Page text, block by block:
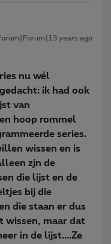
years ago
nu wél
ik had ook
van
hoop rommel
series.
wissen en is
zjn de
die lijst en de
bij die
die staan er dus
wissen, maar dat
in de lijst....Ze